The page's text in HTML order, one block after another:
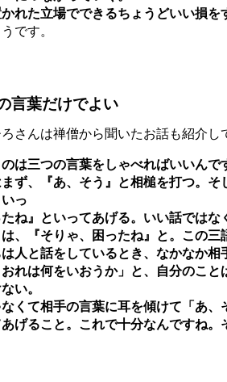
れた立場でできるちょうどいい損を
です。
言葉だけでよい
さんは禅僧から聞いたお話も紹介し
のは三つの言葉をしゃべればいいんで
ず、『あ、そう』と相槌を打つ。そ
っ
ね』といってあげる。いい話ではな
、『そりゃ、困ったね』と。この三
人と話をしているとき、なかなか相
れは何をいおうか」と、自分のこと
い。
くて相手の言葉に耳を傾けて「あ、
げること。これで十分なんですね。